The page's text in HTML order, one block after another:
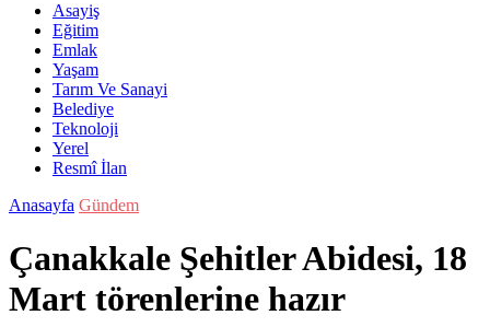
Asayiş
Eğitim
Emlak
Yaşam
Tarım Ve Sanayi
Belediye
Teknoloji
Yerel
Resmî İlan
Anasayfa Gündem
Çanakkale Şehitler Abidesi, 18
Mart törenlerine hazır